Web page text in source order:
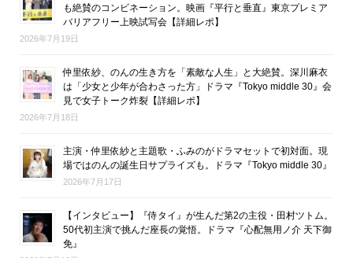
も絶賛のコンビネーション。映画『平行と垂直』東京プレミア
バリアフリー上映試写会【詳細レポ】
2026年7月19日
仲里依紗、のんの生き方を「素敵な人生」と大絶賛。深川麻衣
は「少女と少年が合わさった方」ドラマ『Tokyo middle 30』会
見で女子トーク炸裂【詳細レポ】
2026年7月18日
主演・仲里依紗と主題歌・ふみのがドラマセットで初対面。現
場ではのんの誕生日サプライズも。ドラマ『Tokyo middle 30』
2026年7月17日
【インタビュー】『侍タイ』が生んだ第2の主役・田村ツトム。
50代初主演で挑んだ座長の覚悟。ドラマ『心配無用ノ介 天下御
免』